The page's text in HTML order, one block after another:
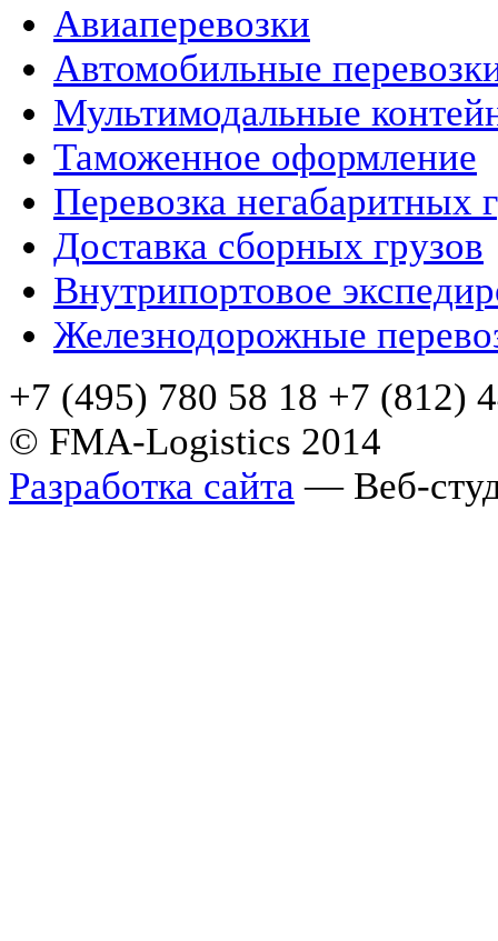
Авиаперевозки
Автомобильные
Мультимодальные
Таможенное оформление
Перевозка негабаритных
Доставка сборных грузов
Внутрипортовое
Железнодорожные
+7 (495) 780 58 18 +7 (812)
© FMA-Logistics 2014
Разработка сайта — Веб-